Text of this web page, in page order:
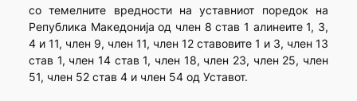
со темелните вредности на уставниот поредок на
Република Македонија од член 8 став 1 алинеите 1, 3,
4 и 11, член 9, член 11, член 12 ставовите 1 и 3, член 13
став 1, член 14 став 1, член 18, член 23, член 25, член
51, член 52 став 4 и член 54 од Уставот.